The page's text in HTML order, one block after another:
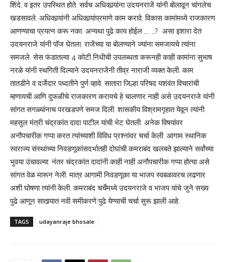
शिंदे, व इतर उपस्थित होते. सर्वच अधिकार्‍यांना उदयनराजें यांनी बोलावून चांगलेच
खडसावले. अधिकार्‍यांनी अधिकार्‍यांप्रमाणे काम करावे, विकास कामांमध्ये राजकारण
आणण्याचा प्रयत्न करू नका. अन्यथा पुढे काय होईल …. …? असा इशारा देत
उदयनराजे यांनी पॉज घेतला. राजेंच्या या बोलण्याने ज्यांना समजायचे त्यांना
समजले. सेस फंडातल्या 4 कोटी निधीची उपलब्धता करूनही काही कामांना सुभाष
नरळे यांनी स्थगिती दिल्याने उदयनराजेंनी तीव्र नाराजी व्यक्त केली. काम
तातडीने व दर्जेदार पध्दतीने पुर्ण व्हावे. सातारा जिल्हा परिषद यशंवंत विचारांची
म्हणायची आणि दुफळीचे राजकारण करायचे हे चालणार नाही असे उदयनराजे यांनी
सांगत सगळ्यांनाच परखडपणे समज दिली. शासकीय विश्रामगृहात येवून त्यांनी
महसुल मंत्री चंद्रकांत दादा पाटील यांची भेट घेतली. अनेक विषयांवर
अनौपचारीक गप्पा करत त्यांच्याशी विविध प्रश्‍नांवर चर्चा केली. आगाम स्थानिक
स्वराज्य संस्थांच्या निवडणूकांसदर्भातही दोघांची कमराबंद खलबते झाल्याने सर्वांच्या
भुवया उंचावल्या. नंतर चंद्रकांत दादांनी काही नाही अनौपचारीक गप्पा होत्या असे
सांगत वेळ मारून नेली. मात्र आगामी निवडणूका या भाजप स्वबळावरच लढणार
अशी घोषणा त्यांनी केली. कमराबंद चर्चेमध्ये उदयनराजे व भाजप यांचे जुने सख्य
पुढे आणून सातार्‍यात नवी समीकरणे पुढे येण्याची चर्चा सुरू झाली आहे.
TAGS udayanraje bhosale